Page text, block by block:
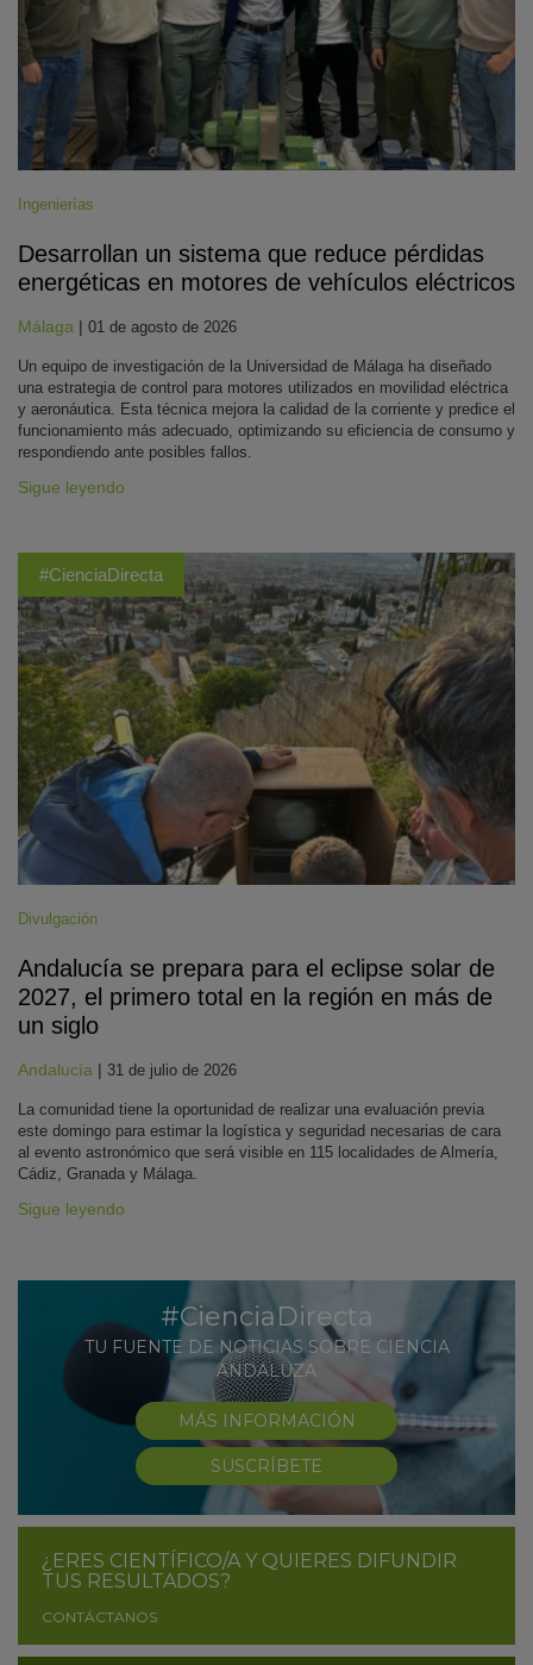
Ingenierías
Desarrollan un sistema que reduce pérdidas
energéticas en motores de vehículos eléctricos
Málaga | 01 de agosto de 2026
Un equipo de investigación de la Universidad de Málaga ha diseñado
una estrategia de control para motores utilizados en movilidad eléctrica
y aeronáutica. Esta técnica mejora la calidad de la corriente y predice el
funcionamiento más adecuado, optimizando su eficiencia de consumo y
respondiendo ante posibles fallos.
Sigue leyendo
#CienciaDirecta
Divulgación
Andalucía se prepara para el eclipse solar de
2027, el primero total en la región en más de
un siglo
Andalucía | 31 de julio de 2026
La comunidad tiene la oportunidad de realizar una evaluación previa
este domingo para estimar la logística y seguridad necesarias de cara
al evento astronómico que será visible en 115 localidades de Almería,
Cádiz, Granada y Málaga.
Sigue leyendo
#CienciaDirecta
TU FUENTE DE NOTICIAS SOBRE CIENCIA
ANDALUZA
MÁS INFORMACIÓN
SUSCRÍBETE
¿ERES CIENTÍFICO/A Y QUIERES DIFUNDIR
TUS RESULTADOS?
CONTÁCTANOS